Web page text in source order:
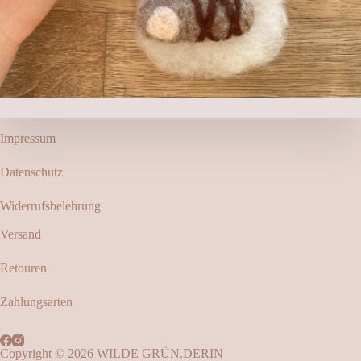
Impressum
Datenschutz
Widerrufsbelehrung
Versand
Retouren
Zahlungsarten
Copyright © 2026 WILDE GRÜN.DERIN